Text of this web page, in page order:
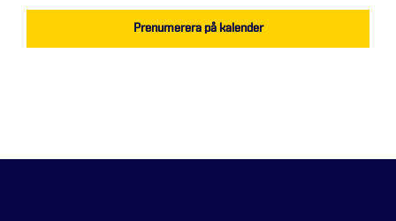
Prenumerera på kalender